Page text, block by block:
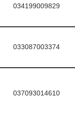
034199009829
033087003374
037093014610